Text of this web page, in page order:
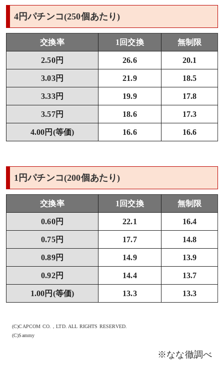
4円パチンコ(250個あたり)
交換率 1回交換 無制限
2.50円 26.6 20.1
3.03円 21.9 18.5
3.33円 19.9 17.8
3.57円 18.6 17.3
4.00円(等価) 16.6 16.6
1円パチンコ(200個あたり)
交換率 1回交換 無制限
0.60円 22.1 16.4
0.75円 17.7 14.8
0.89円 14.9 13.9
0.92円 14.4 13.7
1.00円(等価) 13.3 13.3
(C)CAPCOM CO.，LTD. ALL RIGHTS RESERVED.
(C)Sammy
※なな徹調べ